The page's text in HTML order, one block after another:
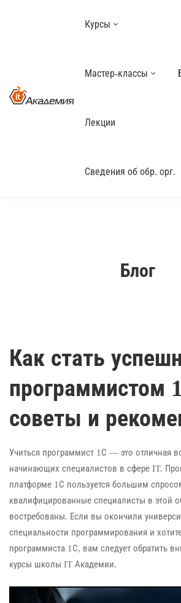
Курсы
Мастер-классы
Лекции
Сведения об обр. орг.
Блог
Как стать
программистом
советы и
Учиться программист 1С — это отличная
начинающих специалистов в сфере IT.
платформе 1С пользуется большим
квалифицированные специалисты в этой
востребованы. Если вы окончили
специальности программирования и
программиста 1С, вам следует обратить
курсы школы IT Академии.